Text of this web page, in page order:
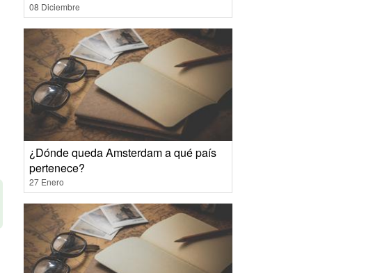
08 Diciembre
¿Dónde queda Amsterdam a qué país
pertenece?
27 Enero